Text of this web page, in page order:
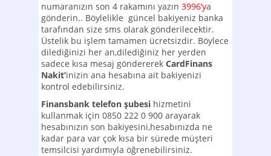
numaranızın son 4 rakamını yazın 3996’ya
gönderin.. Böylelikle güncel bakiyeniz banka
tarafından size sms olarak gönderilecektir.
Üstelik bu işlem tamamen ücretsizdir. Böylece
dilediğinizi her an,dilediğiniz her yerden
sadece kısa mesaj göndererek CardFinans
Nakit’inizin ana hesabına ait bakiyenizi
kontrol edebilirsiniz.
Finansbank telefon şubesi hizmetini
kullanmak için 0850 222 0 900 arayarak
hesabınızın son bakiyesini,hesabınızda ne
kadar para var çok kısa bir sürede müşteri
temsilcisi yardımıyla öğrenebilirsiniz.